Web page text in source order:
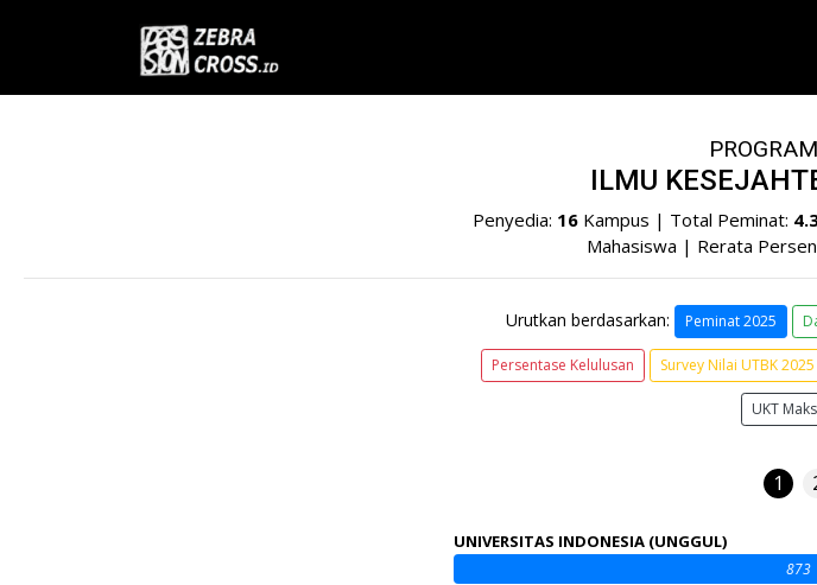
ILMU
Penyedia: 16 Kampus | Total Peminat:
Mahasiswa | Rerata
Urutkan berdasarkan: Peminat 2025
Persentase Kelulusan Survey Nilai UTBK 2025
UKT
1
UNIVERSITAS INDONESIA (UNGGUL)
873